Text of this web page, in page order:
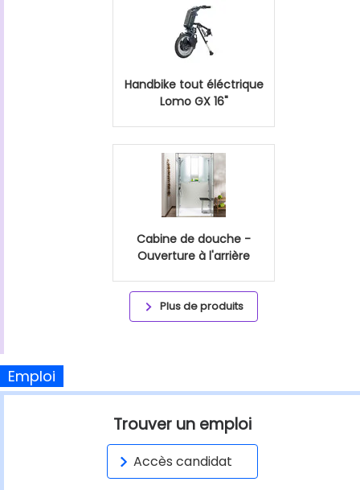
Handbike tout éléctrique
Lomo GX 16"
Cabine de douche -
Ouverture à l'arrière
Plus de produits
Emploi
Trouver un emploi
Accès candidat